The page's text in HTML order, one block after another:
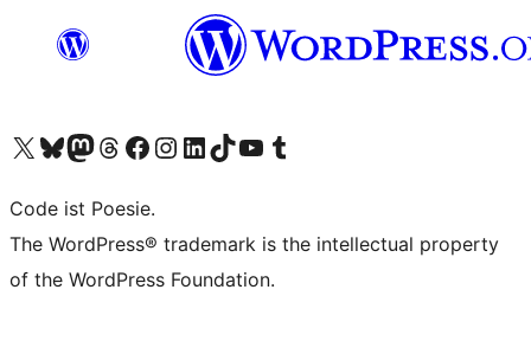
Visit our X (formerly Twitter) account
Visit our Bluesky account
Visit our Mastodon account
Visit our Threads account
Visit our Facebook page
Visit our Instagram account
Visit our LinkedIn account
Visit our TikTok account
Visit our YouTube channel
Visit our Tumblr account
Code ist Poesie.
The WordPress® trademark is the intellectual property
of the WordPress Foundation.